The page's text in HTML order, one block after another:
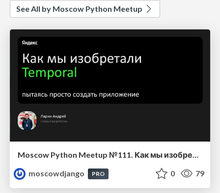
See All by Moscow Python Meetup
Moscow Python Meetup №111. Как мы изобретали Temporal, пытаясь просто создать приложение
moscowdjango
PRO 0 79